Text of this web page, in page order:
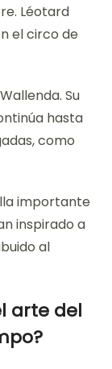
Léotard
el circo de
Su
hasta
como
importante
inspirado a
al
arte del